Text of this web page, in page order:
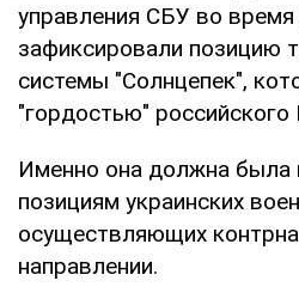
управления СБУ во время
зафиксировали позицию
системы "Солнцепек",
"гордостью"
Именно она должна была
позициям украинских
осуществляющих
направлении.